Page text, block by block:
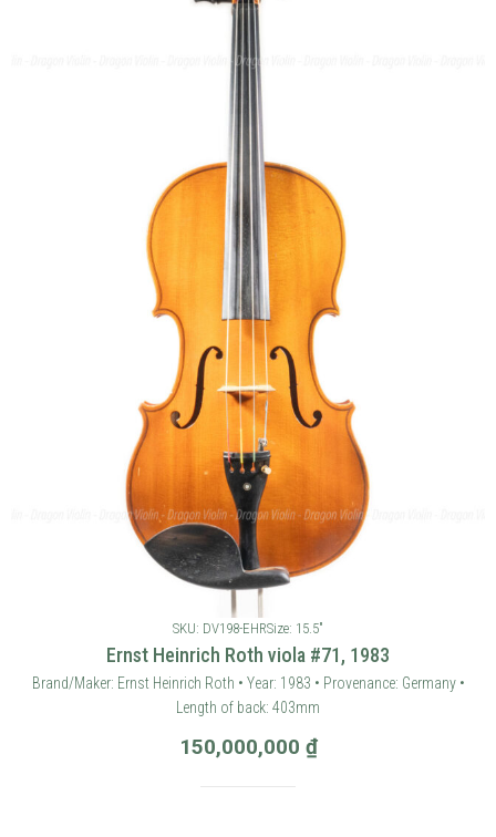
SKU: DV198-EHRSize: 15.5"
Ernst Heinrich Roth viola #71, 1983
Brand/Maker: Ernst Heinrich Roth • Year: 1983 • Provenance: Germany •
Length of back: 403mm
150,000,000 ₫